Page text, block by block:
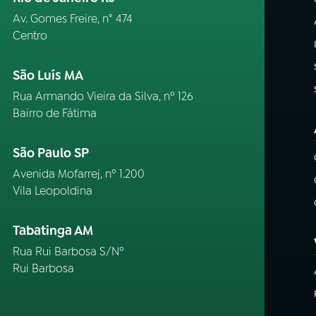
Av. Gomes Freire, n° 474
Centro
São Luís MA
Rua Armando Vieira da Silva, nº 126
Bairro de Fátima
São Paulo SP
Avenida Mofarrej, nº 1.200
Vila Leopoldina
Tabatinga AM
Rua Rui Barbosa S/Nº
Rui Barbosa